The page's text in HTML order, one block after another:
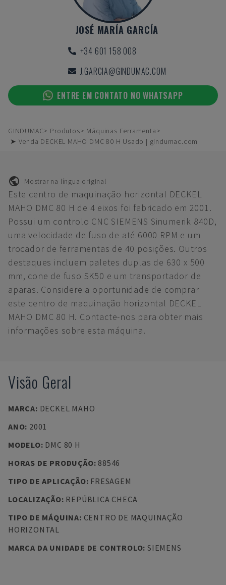
JOSÉ MARÍA GARCÍA
+34 601 158 008
J.GARCIA@GINDUMAC.COM
ENTRE EM CONTATO NO WHATSAPP
GINDUMAC Produtos
Máquinas Ferramenta
➤ Venda DECKEL MAHO DMC 80 H Usado | gindumac.com
Mostrar na língua original
Este centro de maquinação horizontal DECKEL
MAHO DMC 80 H de 4 eixos foi fabricado em 2001.
Possui um controlo CNC SIEMENS Sinumerik 840D,
uma velocidade de fuso de até 6000 RPM e um
trocador de ferramentas de 40 posições. Outros
destaques incluem paletes duplas de 630 x 500
mm, cone de fuso SK50 e um transportador de
aparas. Considere a oportunidade de comprar
este centro de maquinação horizontal DECKEL
MAHO DMC 80 H. Contacte-nos para obter mais
informações sobre esta máquina.
Visão Geral
MARCA: DECKEL MAHO
ANO: 2001
MODELO: DMC 80 H
HORAS DE PRODUÇÃO: 88546
TIPO DE APLICAÇÃO: FRESAGEM
LOCALIZAÇÃO: REPÚBLICA CHECA
TIPO DE MÁQUINA: CENTRO DE MAQUINAÇÃO
HORIZONTAL
MARCA DA UNIDADE DE CONTROLO: SIEMENS